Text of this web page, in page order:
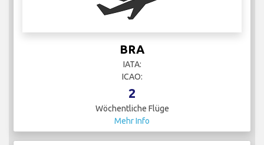
BRA
IATA:
ICAO:
2
Wöchentliche Flüge
Mehr Info